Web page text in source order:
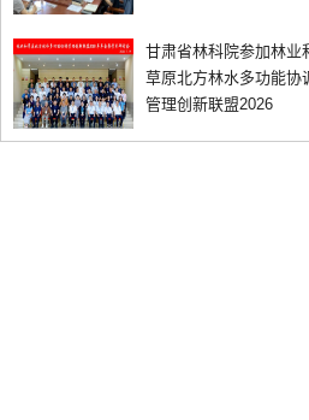
甘肃省林科院参加林业
草原北方林水多功能协
管理创新联盟2026